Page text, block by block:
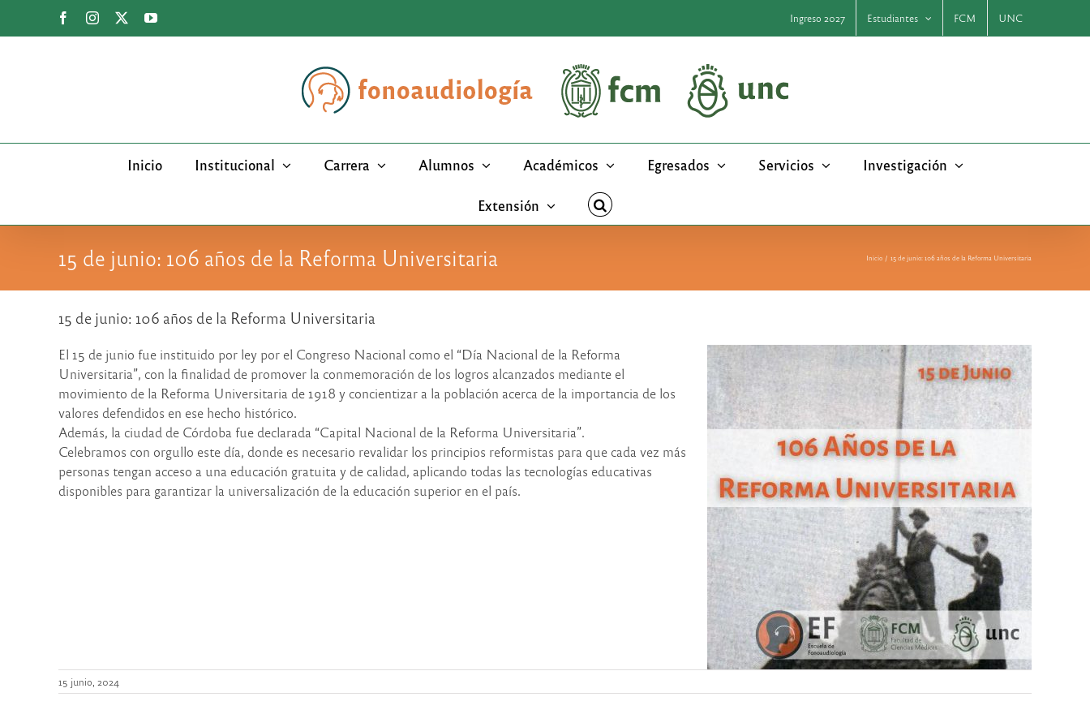
FacebookInstagram YouTube Ingreso 2027 Estudiantes FCM UNC
Inicio Institucional Carrera Alumnos Académicos Egresados Servicios Investigación
Extensión
15 de junio: 106 años de la Reforma Universitaria Inicio 15 de junio: 106 años de la Reforma Universitaria
15 de junio: 106 años de la Reforma Universitaria
El 15 de junio fue instituido por ley por el Congreso Nacional como el “Día Nacional de la Reforma
Universitaria”, con la finalidad de promover la conmemoración de los logros alcanzados mediante el
movimiento de la Reforma Universitaria de 1918 y concientizar a la población acerca de la importancia de los
valores defendidos en ese hecho histórico.
Además, la ciudad de Córdoba fue declarada “Capital Nacional de la Reforma Universitaria”.
Celebramos con orgullo este día, donde es necesario revalidar los principios reformistas para que cada vez más
personas tengan acceso a una educación gratuita y de calidad, aplicando todas las tecnologías educativas
disponibles para garantizar la universalización de la educación superior en el país.
15 junio, 2024